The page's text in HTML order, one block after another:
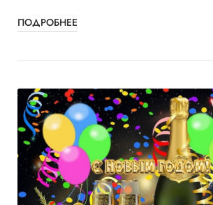
ПОДРОБНЕЕ